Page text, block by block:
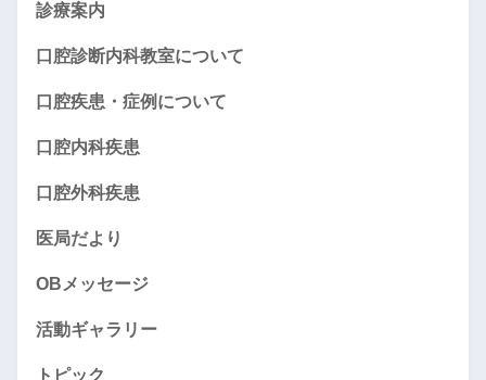
診療案内
口腔診断内科教室について
口腔疾患・症例について
口腔内科疾患
口腔外科疾患
医局だより
OBメッセージ
活動ギャラリー
トピック